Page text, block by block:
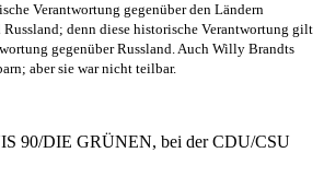
Verantwortung gegenüber den Ländern
denn diese historische Verantwortung gilt
gegenüber Russland. Auch Willy Brandts
aber sie war nicht teilbar.
90/DIE GRÜNEN, bei der CDU/CSU